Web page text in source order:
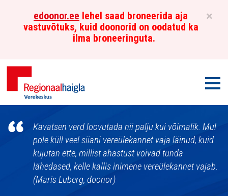
×
edoonor.ee lehel saad broneerida aja
vastuvõtuks, kuid doonorid on oodatud ka
ilma broneeringuta.
Põhja-
Eesti
Regionaalhaigla
Verekeskus
Kavatsen verd loovutada nii palju kui võimalik. Mul
pole küll veel siiani vereülekannet vaja läinud, kuid
kujutan ette, millist ahastust võivad tunda
lähedased, kelle kallis inimene vereülekannet vajab.
(Maris Luberg, doonor)